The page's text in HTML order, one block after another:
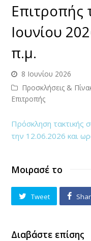
Επιτροπής
Ιουνίου
π.μ.
8 Ιουνίου 2026
Προσκλήσεις &
Επιτροπής
Πρόσκληση τακτικής
την 12.06.2026 και
Μοιρασέ το
Tweet
Διαβάστε επίσης